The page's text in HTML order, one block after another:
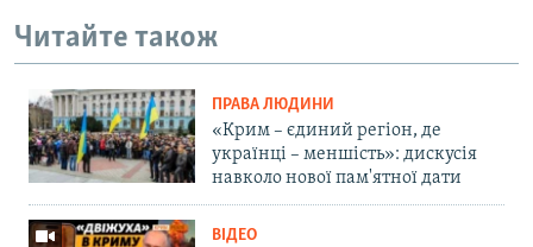
Читайте також
ПРАВА ЛЮДИНИ
«Крим – єдиний регіон, де
українці – меншість»: дискусія
навколо нової пам'ятної дати
ВІДЕО